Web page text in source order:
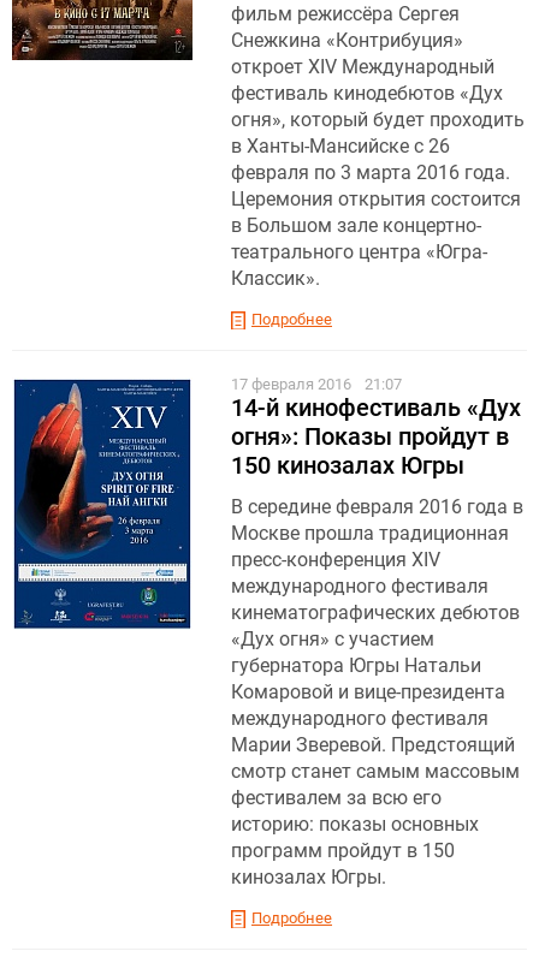
фильм режиссёра Сергея
Снежкина «Контрибуция»
откроет XIV Международный
фестиваль кинодебютов «Дух
огня», который будет проходить
в Ханты-Мансийске с 26
февраля по 3 марта 2016 года.
Церемония открытия состоится
в Большом зале концертно-
театрального центра «Югра-
Классик».
Подробнее
17 февраля 2016 21:07
14-й кинофестиваль «Дух
огня»: Показы пройдут в
150 кинозалах Югры
В середине февраля 2016 года в
Москве прошла традиционная
пресс-конференция XIV
международного фестиваля
кинематографических дебютов
«Дух огня» с участием
губернатора Югры Натальи
Комаровой и вице-президента
международного фестиваля
Марии Зверевой. Предстоящий
смотр станет самым массовым
фестивалем за всю его
историю: показы основных
программ пройдут в 150
кинозалах Югры.
Подробнее